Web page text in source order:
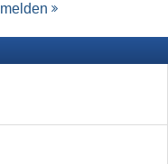
melden